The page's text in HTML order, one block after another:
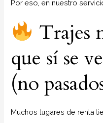
Por eso, en nuestro
Trajes
que sí se
(no
Muchos lugares de renta